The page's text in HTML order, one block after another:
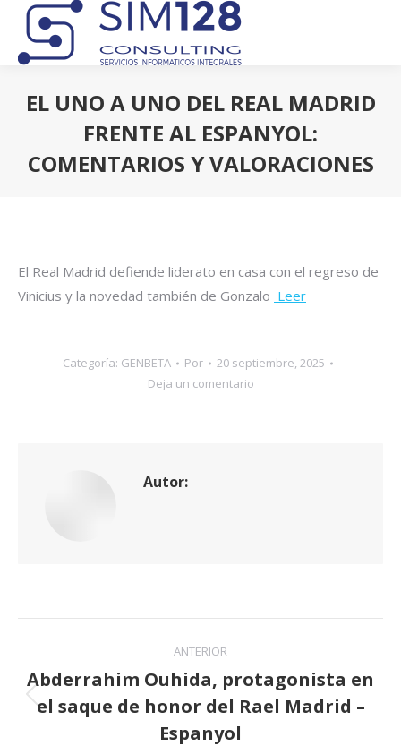
EL UNO A UNO DEL REAL MADRID
FRENTE AL ESPANYOL:
COMENTARIOS Y VALORACIONES
El Real Madrid defiende liderato en casa con el regreso de
Vinicius y la novedad también de Gonzalo Leer
Categoría: GENBETA Por
20 septiembre, 2025
Deja un comentario
Autor:
Navegación
entre
publicaciones
ANTERIOR
Publicación
anterior:
Abderrahim Ouhida, protagonista en
el saque de honor del Rael Madrid –
Espanyol